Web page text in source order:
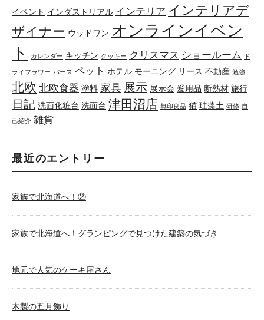
イベント インダストリアル インテリア インテリアデ
ザイナー ウッドワン オンラインイベン
ト
カレンダー キッチン クッキー クリスマス ショールーム ド
ライフラワー パース ペット ホテル モーニング リース 不動産 勉強
北欧 北欧食器 塗料 家具 展示 展示会 愛用品 断熱材 旅行
日記 洗面化粧台 洗面台 津田沼店 無印良品 猫 珪藻土 研修 自
己紹介 雑貨
最近のエントリー
家族で北海道へ！②
家族で北海道へ！グランピングで見つけた建築の気づき
地元で人気のケーキ屋さん
木製の五月飾り